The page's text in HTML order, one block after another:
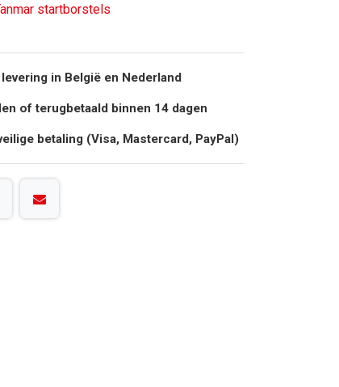
startborstels
in België en Nederland
of terugbetaald binnen 14 dagen
betaling (Visa, Mastercard, PayPal)